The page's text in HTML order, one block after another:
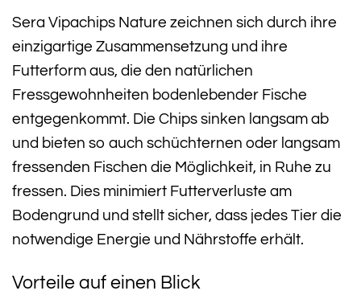
Sera Vipachips Nature zeichnen sich durch ihre
einzigartige Zusammensetzung und ihre
Futterform aus, die den natürlichen
Fressgewohnheiten bodenlebender Fische
entgegenkommt. Die Chips sinken langsam ab
und bieten so auch schüchternen oder langsam
fressenden Fischen die Möglichkeit, in Ruhe zu
fressen. Dies minimiert Futterverluste am
Bodengrund und stellt sicher, dass jedes Tier die
notwendige Energie und Nährstoffe erhält.
Vorteile auf einen Blick